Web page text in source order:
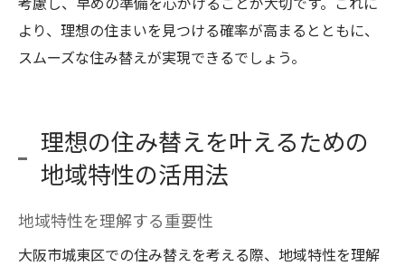
より、理想の住まいを見つける確率が高まるとともに、
スムーズな住み替えが実現できるでしょう。
理想の住み替えを叶えるための
地域特性の活用法
地域特性を理解する重要性
大阪市城東区での住み替えを考える際、地域特性を理解